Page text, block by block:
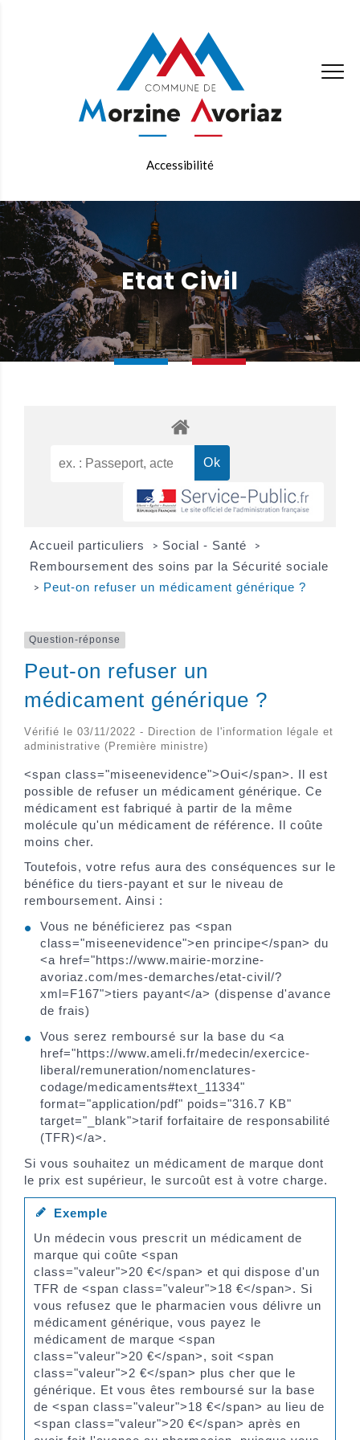
Accessibilité
Etat Civil
Accueil particuliers > Social - Santé >
Remboursement des soins par la Sécurité sociale
> Peut-on refuser un médicament générique ?
Question-réponse
Peut-on refuser un
médicament générique ?
Vérifié le 03/11/2022 - Direction de l'information légale et
administrative (Première ministre)
<span class="miseenevidence">Oui</span>. Il est
possible de refuser un médicament générique. Ce
médicament est fabriqué à partir de la même
molécule qu'un médicament de référence. Il coûte
moins cher.
Toutefois, votre refus aura des conséquences sur le
bénéfice du tiers-payant et sur le niveau de
remboursement. Ainsi :
Vous ne bénéficierez pas <span
class="miseenevidence">en principe</span> du
<a href="https://www.mairie-morzine-
avoriaz.com/mes-demarches/etat-civil/?
xml=F167">tiers payant</a> (dispense d'avance
de frais)
Vous serez remboursé sur la base du <a
href="https://www.ameli.fr/medecin/exercice-
liberal/remuneration/nomenclatures-
codage/medicaments#text_11334"
format="application/pdf" poids="316.7 KB"
target="_blank">tarif forfaitaire de responsabilité
(TFR)</a>.
Si vous souhaitez un médicament de marque dont
le prix est supérieur, le surcoût est à votre charge.
Exemple
Un médecin vous prescrit un médicament de
marque qui coûte <span
class="valeur">20 €</span> et qui dispose d'un
TFR de <span class="valeur">18 €</span>. Si
vous refusez que le pharmacien vous délivre un
médicament générique, vous payez le
médicament de marque <span
class="valeur">20 €</span>, soit <span
class="valeur">2 €</span> plus cher que le
générique. Et vous êtes remboursé sur la base
de <span class="valeur">18 €</span> au lieu de
<span class="valeur">20 €</span> après en